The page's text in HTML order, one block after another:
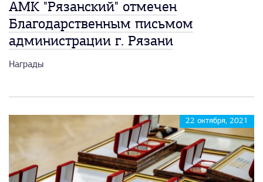
АМК "Рязанский" отмечен
Благодарственным письмом
администрации г. Рязани
Награды
22 октября, 2021